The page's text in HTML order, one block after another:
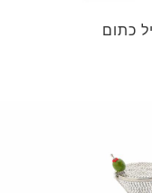
כתום